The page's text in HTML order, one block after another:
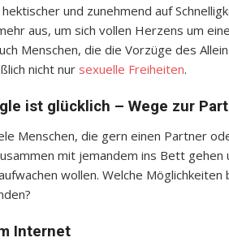
und zunehmend auf
aus, um sich vollen Herzens um
Menschen, die die Vorzüge des
nicht nur sexuelle Freiheiten.
ist glücklich – Wege zur
Menschen, die gern einen Partner
mit jemandem ins Bett gehen
wollen. Welche Möglichkeiten
Internet